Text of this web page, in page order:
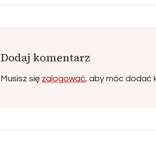
Dodaj komentarz
Musisz się zalogować, aby móc dodać